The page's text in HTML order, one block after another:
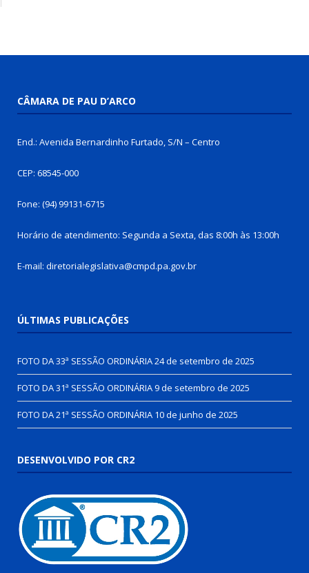
CÂMARA DE PAU D’ARCO
End.: Avenida Bernardinho Furtado, S/N – Centro
CEP: 68545-000
Fone: (94) 99131-6715
Horário de atendimento: Segunda a Sexta, das 8:00h às 13:00h
E-mail: diretorialegislativa@cmpd.pa.gov.br
ÚLTIMAS PUBLICAÇÕES
FOTO DA 33ª SESSÃO ORDINÁRIA24 de setembro de 2025
FOTO DA 31ª SESSÃO ORDINÁRIA9 de setembro de 2025
FOTO DA 21ª SESSÃO ORDINÁRIA 10 de junho de 2025
DESENVOLVIDO POR CR2